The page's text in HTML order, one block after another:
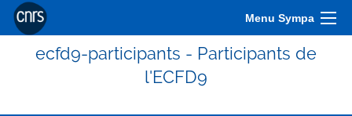
Menu Sympa
ecfd9-participants - Participants de
l'ECFD9